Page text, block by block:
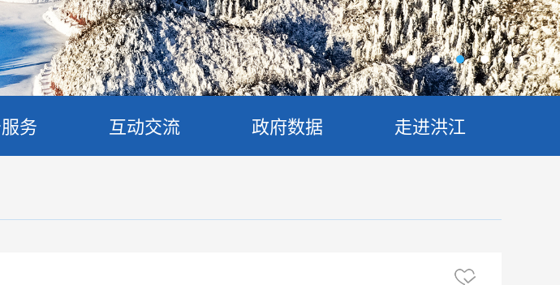
务 互动交流 政府数据 走进洪江